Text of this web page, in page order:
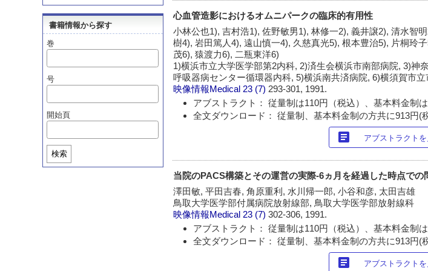
書籍情報から探す
巻
号
開始頁
検索
心血管造影におけるオムニパークの臨床的有用性
小林公也1), 吉村浩1), 佐野敏男1), 林修一2), 義井譲2), 清水智
樹4), 岩田篤人4), 遠山慎一4), 久慈真光5), 根本豊治5), 片桐玲
茂6), 猿渡力6), 二瓶東洋6)
1)横浜市立大学医学部第2内科, 2)済生会横浜市南部病院, 3)神
呼吸器病センター循環器内科, 5)横浜南共済病院, 6)横須賀市
映像情報Medical 23 (7) 293-301, 1991.
アブストラクト： 従量制は110円（税込）、基本料金制
全文ダウンロード： 従量制、基本料金制の方共に913円(
article アブストラクト
当院のPACS構築とその運営の実際-6ヵ月を経過した時点での
澤田敏, 平田吉春, 角原重利, 水川帰一郎, 小谷和彦, 太田吉雄
鳥取大学医学部付属病院放射線部, 鳥取大学医学部放射線科
映像情報Medical 23 (7)302-306, 1991.
アブストラクト： 従量制は110円（税込）、基本料金制
全文ダウンロード： 従量制、基本料金制の方共に913円(
article アブストラクト